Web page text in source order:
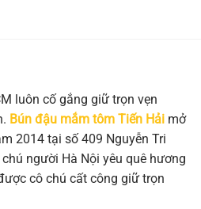
luôn cố gắng giữ trọn vẹn
Bún đậu mắm tôm Tiến Hải mở
2014 tại số 409 Nguyễn Tri
người Hà Nội yêu quê hương
cô chú cất công giữ trọn